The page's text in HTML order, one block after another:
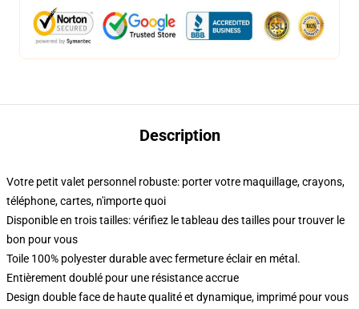
Description
Votre petit valet personnel robuste: porter votre maquillage, crayons,
téléphone, cartes, n'importe quoi
Disponible en trois tailles: vérifiez le tableau des tailles pour trouver le
bon pour vous
Toile 100% polyester durable avec fermeture éclair en métal.
Entièrement doublé pour une résistance accrue
Design double face de haute qualité et dynamique, imprimé pour vous